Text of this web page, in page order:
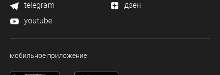
telegram
дзен
youtube
мобильное приложение